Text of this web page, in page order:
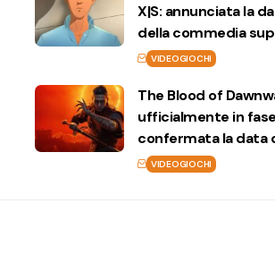
X|S: annunciata la
della commedia
VIDEOGIOCHI
The Blood of
ufficialmente in
confermata la data
VIDEOGIOCHI